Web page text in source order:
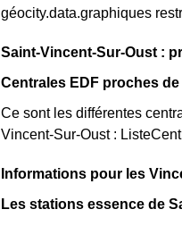
géocity.data.graphiques
Saint-Vincent-Sur-Oust :
Centrales EDF proches
Ce sont les différentes
Vincent-Sur-Oust :
Informations pour les
Les stations essence de